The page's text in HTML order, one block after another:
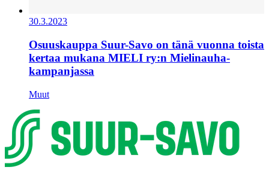
30.3.2023
Osuuskauppa Suur-Savo on tänä vuonna toista
kertaa mukana MIELI ry:n Mielinauha-
kampanjassa
Muut